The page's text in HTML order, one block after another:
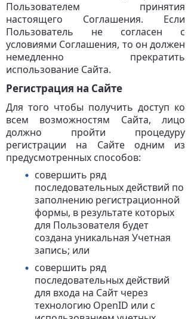
Пользователем принятия
настоящего Соглашения. Если
Пользователь не согласен с
условиями Соглашения, то он должен
немедленно прекратить
использование Сайта.
Регистрация на Сайте
Для того чтобы получить доступ ко
всем возможностям Сайта, лицо
должно пройти процедуру
регистрации на Сайте одним из
предусмотренных способов:
совершить ряд
последовательных действий по
заполнению регистрационной
формы, в результате которых
для Пользователя будет
создана уникальная Учетная
запись; или
совершить ряд
последовательных действий
для входа на Сайт через
технологию ОpenID или с